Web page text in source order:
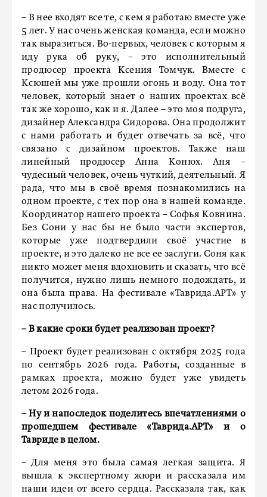
– В нее входят все те, с кем я работаю вместе уже
5 лет. У нас очень женская команда, если можно
так выразиться. Во-первых, человек с которым я
иду рука об руку, – это исполнительный
продюсер проекта Ксения Томчук. Вместе с
Ксюшей мы уже прошли огонь и воду. Она тот
человек, который знает о наших проектах всё
так же хорошо, как и я. Далее – это моя подруга,
дизайнер Александра Сидорова. Она продолжит
с нами работать и будет отвечать за всё, что
связано с дизайном проектов. Также наш
линейный продюсер Анна Конюх. Аня –
чудесный человек, очень чуткий, деятельный. Я
рада, что мы в своё время познакомились на
одном проекте, с тех пор она в нашей команде.
Координатор нашего проекта – Софья Ковнина.
Без Сони у нас бы не было части экспертов,
которые уже подтвердили своё участие в
проекте, и это далеко не все ее заслуги. Соня как
никто может меня вдохновить и сказать, что всё
получится, нужно лишь немного подождать, и
она была права. На фестивале «Таврида.АРТ» у
нас получилось.
– В какие сроки будет реализован проект?
– Проект будет реализован с октября 2025 года
по сентябрь 2026 года. Работы, созданные в
рамках проекта, можно будет уже увидеть
летом 2026 года.
– Ну и напоследок поделитесь впечатлениями о
прошедшем фестивале «Таврида.АРТ» и о
Тавриде в целом.
– Для меня это была самая легкая защита. Я
вышла к экспертному жюри и рассказала им
наши идеи от всего сердца. Рассказала так, как